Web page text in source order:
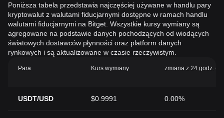
Poniższa tabela przedstawia najczęściej używane w handlu pary
kryptowalut z walutami fiducjarnymi dostępne w ramach handlu
walutami fiducjarnymi na Bitget. Wszystkie kursy wymiany są
agregowane na podstawie danych pochodzących od wiodących
światowych dostawców płynności oraz platform danych
rynkowych i są aktualizowane w czasie rzeczywistym.
Para Kurs wymiany zmiana z 24 godz.
USDT/USD $0.9991 0.00%